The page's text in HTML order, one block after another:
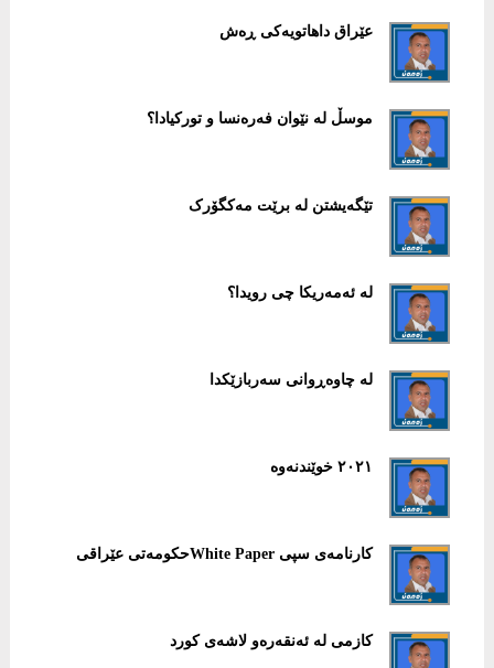
عێراق داهاتویەکی ڕەش
موسڵ لە نێوان فەرەنسا و تورکیادا؟
تێگەیشتن لە برێت مەکگۆرک
لە ئەمەریکا چی رویدا؟
لە چاوەڕوانی سەربازێکدا
٢٠٢١ خوێندنەوە
کارنامەی سپی White Paperحکومەتی عێراقی
كازمی لە ئەنقەرەو لاشەی كورد